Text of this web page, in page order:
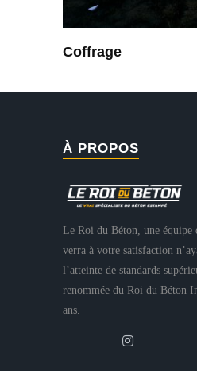
Coffrage
À PROPOS
Le Roi du Béton, une équipe
verra à votre satisfaction
l’atteinte de standards
renommée du Roi du Béton
ans.